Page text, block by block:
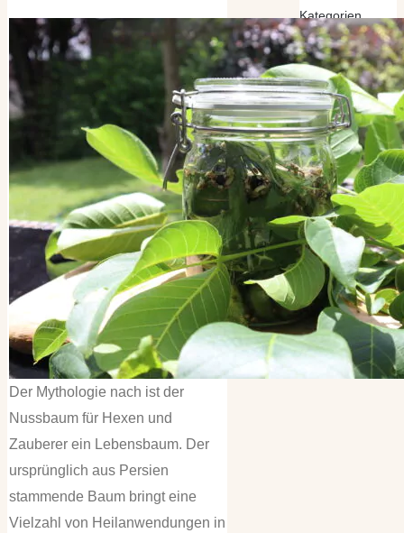
Der Mythologie nach ist der
Nussbaum für Hexen und
Zauberer ein Lebensbaum. Der
ursprünglich aus Persien
stammende Baum bringt eine
Vielzahl von Heilanwendungen in
Kategorien
Kategorien
Archiv
Archiv